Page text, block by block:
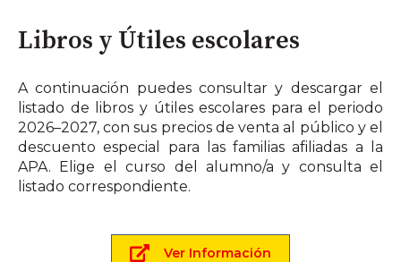
Libros y Útiles escolares
A continuación puedes consultar y descargar el
listado de libros y útiles escolares para el periodo
2026–2027, con sus precios de venta al público y el
descuento especial para las familias afiliadas a la
APA. Elige el curso del alumno/a y consulta el
listado correspondiente.
Ver Información